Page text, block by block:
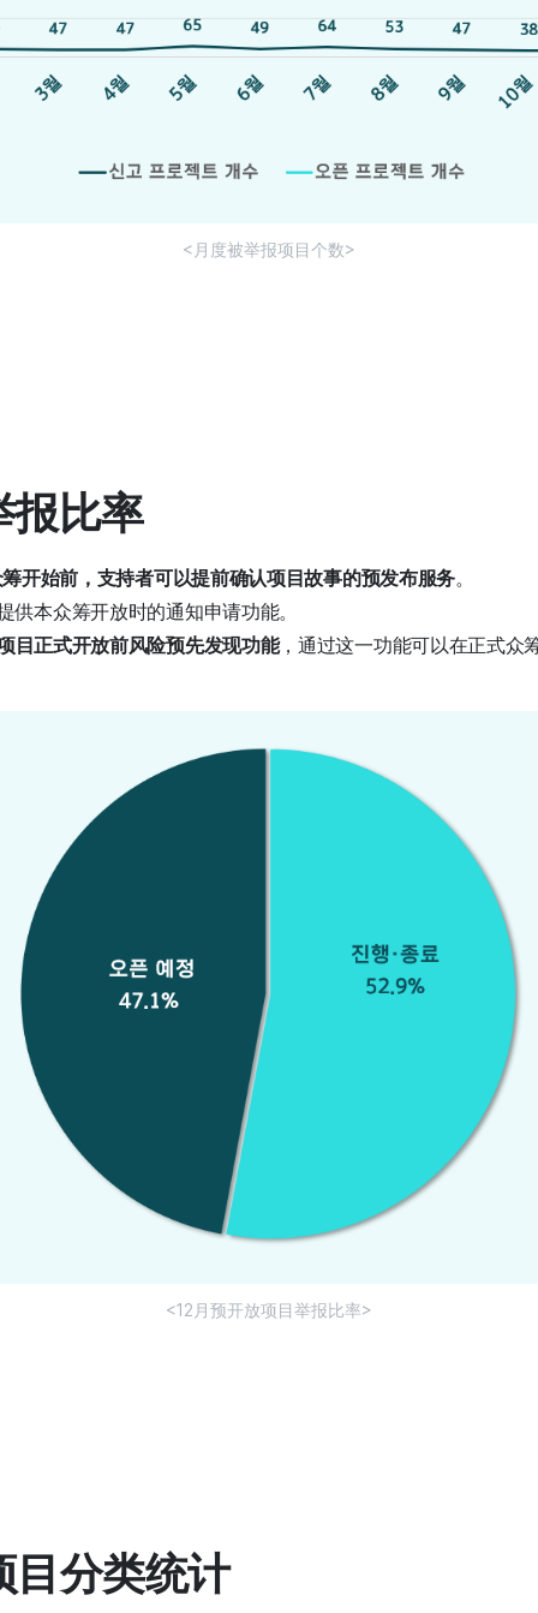
<月度被举报项目个数>
报比率
开始前，支持者可以提前确认项目故事的预发布服务。
供本众筹开放时的通知申请功能。
目正式开放前风险预先发现功能，通过这一功能可以在正式众
<12月预开放项目举报比率>
目分类统计